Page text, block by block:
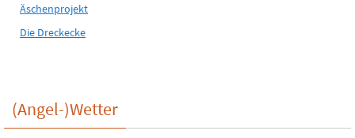
Äschenprojekt
Die Dreckecke
(Angel-)Wetter